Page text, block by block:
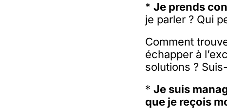
*Je prends
je parler ? Qui
Comment
échapper à
solutions ?
*Je suis
que je reçois